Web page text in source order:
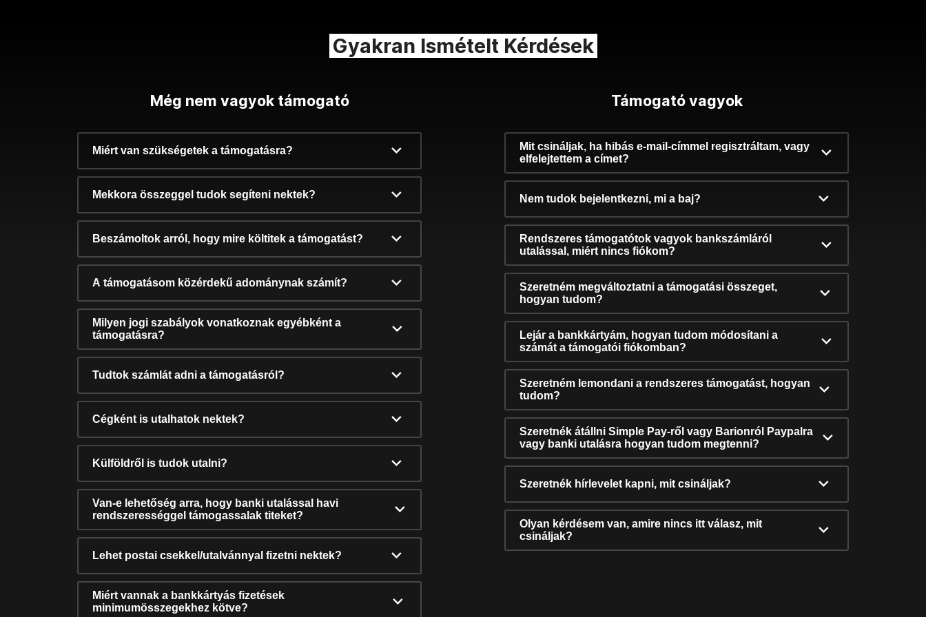
Gyakran Ismételt Kérdések
Még nem vagyok támogató
Miért van szükségetek a támogatásra?
Mekkora összeggel tudok segíteni nektek?
Beszámoltok arról, hogy mire költitek a támogatást?
A támogatásom közérdekű adománynak számít?
Milyen jogi szabályok vonatkoznak egyébként a
támogatásra?
Tudtok számlát adni a támogatásról?
Cégként is utalhatok nektek?
Külföldről is tudok utalni?
Van-e lehetőség arra, hogy banki utalással havi
rendszerességgel támogassalak titeket?
Lehet postai csekkel/utalvánnyal fizetni nektek?
Miért vannak a bankkártyás fizetések
minimumösszegekhez kötve?
Támogató vagyok
Mit csináljak, ha hibás e-mail-címmel regisztráltam, vagy
elfelejtettem a címet?
Nem tudok bejelentkezni, mi a baj?
Rendszeres támogatótok vagyok bankszámláról
utalással, miért nincs fiókom?
Szeretném megváltoztatni a támogatási összeget,
hogyan tudom?
Lejár a bankkártyám, hogyan tudom módosítani a
számát a támogatói fiókomban?
Szeretném lemondani a rendszeres támogatást, hogyan
tudom?
Szeretnék átállni Simple Pay-ről vagy Barionról Paypalra
vagy banki utalásra hogyan tudom megtenni?
Szeretnék hírlevelet kapni, mit csináljak?
Olyan kérdésem van, amire nincs itt válasz, mit
csináljak?